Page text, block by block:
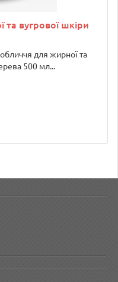
та вугрової шкіри
для жирної та
500 мл...